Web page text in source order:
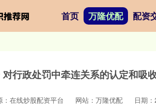
首页 万隆优配 配资
行政处罚中牵连关系的认定和吸
：在线炒股配资平台 网站：万隆优配 日期